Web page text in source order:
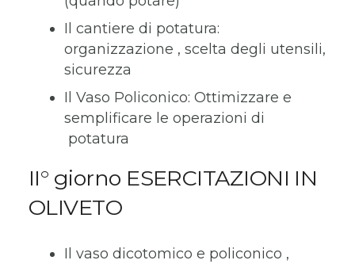
Il cantiere di potatura:
organizzazione , scelta degli utensili,
sicurezza
Il Vaso Policonico: Ottimizzare e
semplificare le operazioni di
potatura
II° giorno ESERCITAZIONI IN
OLIVETO
Il vaso dicotomico e policonico ,